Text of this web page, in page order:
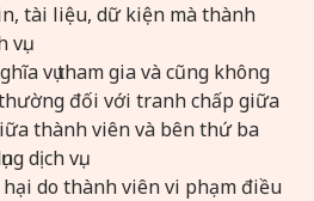
tài liệu, dữ kiện mà thành
vụ tham gia và cũng không
đối với tranh chấp giữa
thành viên và bên thứ ba
dịch vụ.
do thành viên vi phạm điều